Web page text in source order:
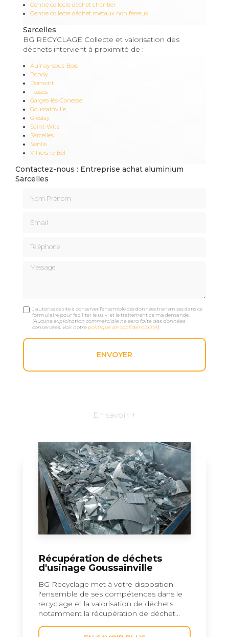
Centre collecte déchet chantier
Centre collecte déchet métaux non ferreux
Sarcelles
BG RECYCLAGE Collecte et valorisation des
déchets intervient à proximité de :
Aulnay-sous-Bois
Bondy
Domont
Fosses
Garges-lès-Gonesse
Goussainville
Groslay
Saint-Witz
Sarcelles
Senlis
Villiers-le-Bel
Contactez-nous : Entreprise achat aluminium
Sarcelles
Message
J'autorise ce site à conserver l'ensemble des données transmises dans ce
formulaire pour faciliter le suivi et le traitement de ma demande.
(Aucune exploitation commerciale ne sera faite des données
conservées. Voir notrepolitique de confidentialité)
En savoir +
Récupération de déchets
d'usinage Goussainville
BG Recyclage met à votre disposition
l'ensemble de ses compétences dans le
recyclage et la valorisation de déchets
notamment la récupération de déchet...